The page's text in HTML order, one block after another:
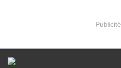
Publicité